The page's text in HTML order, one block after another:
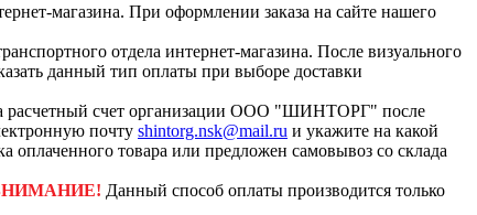
магазина. При оформлении заказа на сайте нашего
отдела интернет-магазина. После визуального
данный тип оплаты при выборе доставки
расчетный счет организации ООО "ШИНТОРГ" после
почту shintorg.nsk@mail.ru и укажите на какой
оплаченного товара или предложен самовывоз со склада
Данный способ оплаты производится только